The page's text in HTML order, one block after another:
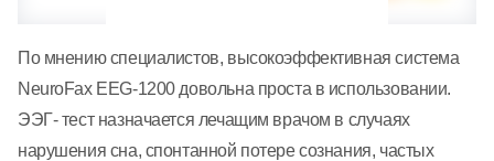
По мнению специалистов, высокоэффективная система
NeuroFax EEG-1200 довольна проста в использовании.
ЭЭГ- тест назначается лечащим врачом в случаях
нарушения сна, спонтанной потере сознания, частых